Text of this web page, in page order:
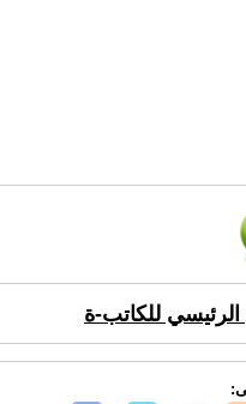
الرئيسي للكاتب-ة